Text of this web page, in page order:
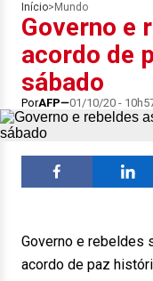
Início> Mundo
Governo e
acordo de
sábado
PorAFP 01/10/20 -
Governo e rebeldes
acordo de paz